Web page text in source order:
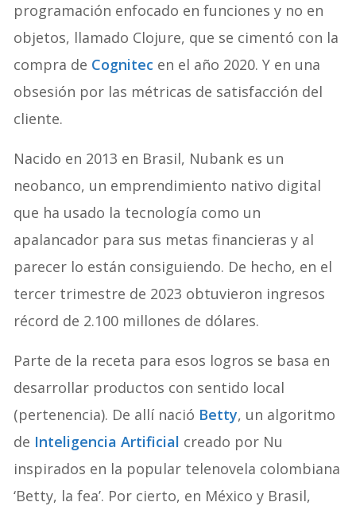
programación enfocado en funciones y no en
objetos, llamado Clojure, que se cimentó con la
compra de Cognitec en el año 2020. Y en una
obsesión por las métricas de satisfacción del
cliente.
Nacido en 2013 en Brasil, Nubank es un
neobanco, un emprendimiento nativo digital
que ha usado la tecnología como un
apalancador para sus metas financieras y al
parecer lo están consiguiendo. De hecho, en el
tercer trimestre de 2023 obtuvieron ingresos
récord de 2.100 millones de dólares.
Parte de la receta para esos logros se basa en
desarrollar productos con sentido local
(pertenencia). De allí nació Betty, un algoritmo
de Inteligencia Artificial creado por Nu
inspirados en la popular telenovela colombiana
‘Betty, la fea’. Por cierto, en México y Brasil,